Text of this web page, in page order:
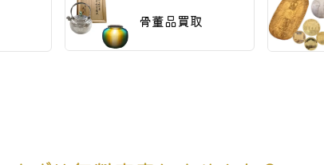
骨董品買取